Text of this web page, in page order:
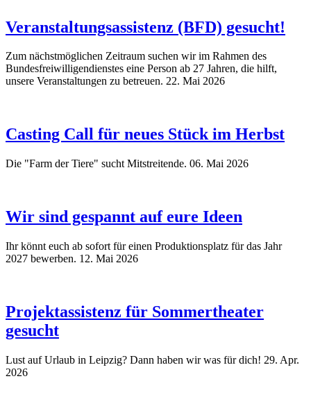
Veranstaltungsassistenz (BFD) gesucht!
Zum nächstmöglichen Zeitraum suchen wir im Rahmen des
Bundesfreiwilligendienstes eine Person ab 27 Jahren, die hilft,
unsere Veranstaltungen zu betreuen. 22. Mai 2026
Casting Call für neues Stück im Herbst
Die "Farm der Tiere" sucht Mitstreitende. 06. Mai 2026
Wir sind gespannt auf eure Ideen
Ihr könnt euch ab sofort für einen Produktionsplatz für das Jahr
2027 bewerben. 12. Mai 2026
Projektassistenz für Sommertheater
gesucht
Lust auf Urlaub in Leipzig? Dann haben wir was für dich! 29. Apr.
2026